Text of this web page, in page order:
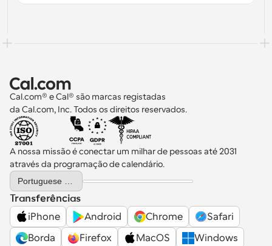
Cal.com® e Cal® são marcas registadas
da Cal.com, Inc. Todos os direitos reservados.
A nossa missão é conectar um milhar de pessoas até 2031
através da programação de calendário.
Select Language
Transferências
iPhone
Android Chrome
Safari
Borda
Firefox MacOS
Windows